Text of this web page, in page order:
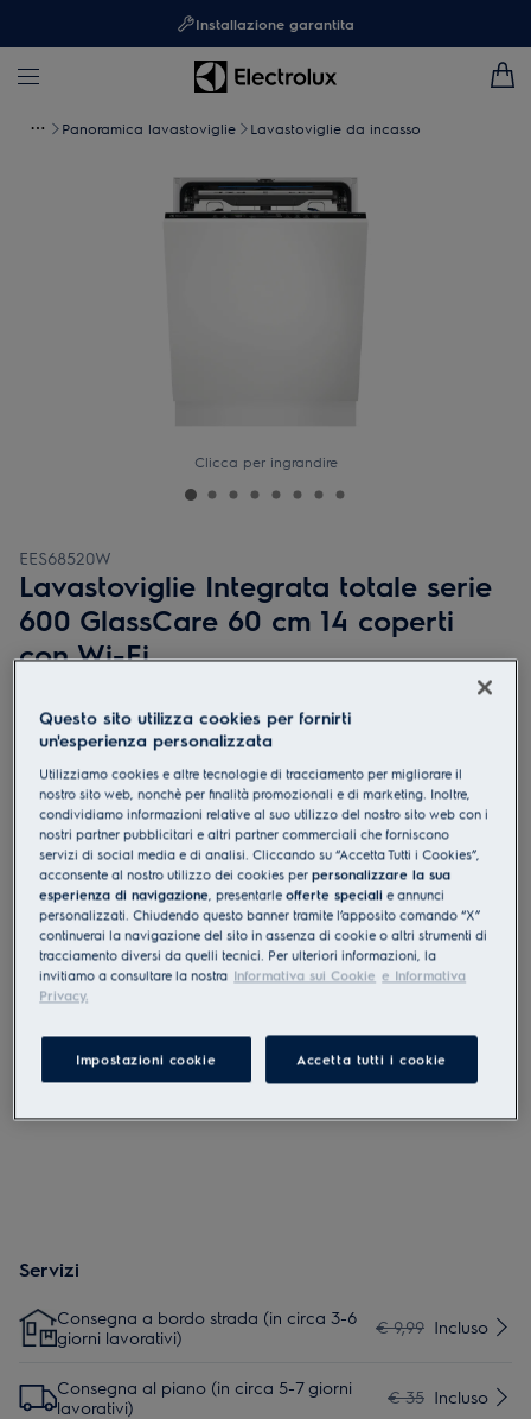
Installazione garantita
Panoramica lavastoviglie Lavastoviglie da incasso
Clicca per ingrandire
EES68520W
Lavastoviglie Integrata totale serie
600 GlassCare 60 cm 14 coperti
con Wi-Fi
Documentazione tecnica
Vantaggi
La lavastoviglie Serie 600 SatelliteClean® assicura una pulizia
profonda.
Pulizia 3 volte migliore con SatelliteClean®.
È possibile lavare facilmente posate di ogni forma e dimensione con
MaxiFlex.
regolamento UE 2023/988 sono riportate nei capitoli 1 e 2 del
manuale d'uso. Per un uso sicuro del prodotto, leggere il
Servizi
Consegna a bordo strada (in circa 3-6
giorni lavorativi)
€ 9,99 Incluso
Consegna al piano (in circa 5-7 giorni
lavorativi)
€ 35 Incluso
Questo sito utilizza cookies per fornirti
un'esperienza personalizzata
Utilizziamo cookies e altre tecnologie di tracciamento per migliorare il
nostro sito web, nonchè per finalità promozionali e di marketing. Inoltre,
condividiamo informazioni relative al suo utilizzo del nostro sito web con i
nostri partner pubblicitari e altri partner commerciali che forniscono
servizi di social media e di analisi. Cliccando su “Accetta Tutti i Cookies”,
acconsente al nostro utilizzo dei cookies perpersonalizzare la sua
esperienza di navigazione, presentarleofferte speciali e annunci
personalizzati. Chiudendo questo banner tramite l’apposito comando “X”
continuerai la navigazione del sito in assenza di cookie o altri strumenti di
tracciamento diversi da quelli tecnici. Per ulteriori informazioni, la
invitiamo a consultare la nostra Informativa sui Cookie e Informativa
Privacy.
Impostazioni cookie Accetta tutti i cookie